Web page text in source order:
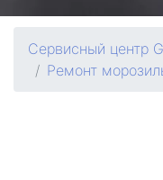
Сервисный центр
Ремонт